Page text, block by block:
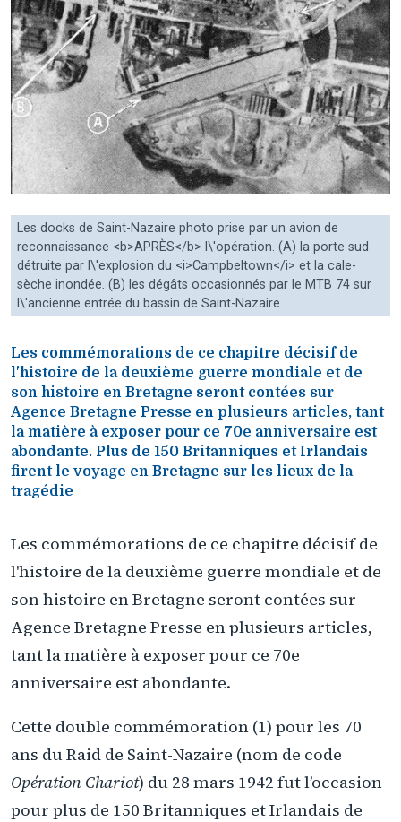
Les docks de Saint-Nazaire photo prise par un avion de
reconnaissance <b>APRÈS</b> l\'opération. (A) la porte sud
détruite par l\'explosion du <i>Campbeltown</i> et la cale-
sèche inondée. (B) les dégâts occasionnés par le MTB 74 sur
l\'ancienne entrée du bassin de Saint-Nazaire.
Les commémorations de ce chapitre décisif de
l'histoire de la deuxième guerre mondiale et de
son histoire en Bretagne seront contées sur
Agence Bretagne Presse en plusieurs articles, tant
la matière à exposer pour ce 70e anniversaire est
abondante. Plus de 150 Britanniques et Irlandais
firent le voyage en Bretagne sur les lieux de la
tragédie
Les commémorations de ce chapitre décisif de
l'histoire de la deuxième guerre mondiale et de
son histoire en Bretagne seront contées sur
Agence Bretagne Presse en plusieurs articles,
tant la matière à exposer pour ce 70e
anniversaire est abondante.
Cette double commémoration (1) pour les 70
ans du Raid de Saint-Nazaire (nom de code
Opération Chariot) du 28 mars 1942 fut l’occasion
pour plus de 150 Britanniques et Irlandais de